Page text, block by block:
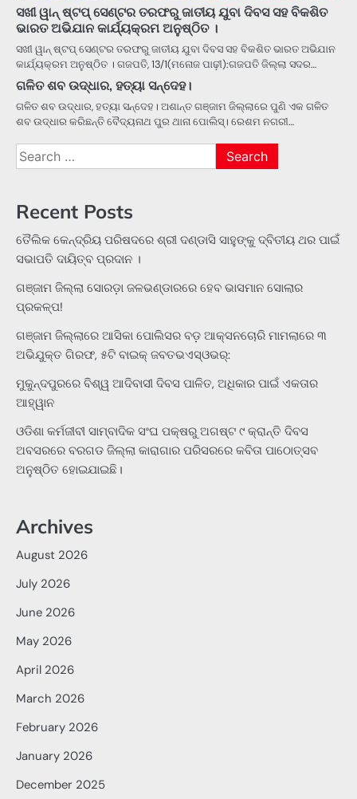
ସଖୀ ୱାନ୍ ଷ୍ଟପ୍ ସେଣ୍ଟର ତରଫରୁ ଜାତୀୟ ଯୁବା ଦିବସ ସହ ବିକଶିତ
ଭାରତ ଅଭିଯାନ କାର୍ଯ୍ୟକ୍ରମ ଅନୁଷ୍ଠିତ ।
ସଖୀ ୱାନ୍ ଷ୍ଟପ୍ ସେଣ୍ଟର ତରଫରୁ ଜାତୀୟ ଯୁବା ଦିବସ ସହ ବିକଶିତ ଭାରତ ଅଭିଯାନ
କାର୍ଯ୍ୟକ୍ରମ ଅନୁଷ୍ଠିତ । ଗଜପତି, 13/1(ମନୋଜ ପାଢ଼ୀ):ଗଜପତି ଜିଲ୍ଲା ସଦର…
ଗଳିତ ଶବ ଉଦ୍ଧାର, ହତ୍ୟା ସନ୍ଦେହ।
ଗଳିତ ଶବ ଉଦ୍ଧାର, ହତ୍ୟା ସନ୍ଦେହ। ଅଶାନ୍ତ ଗଞ୍ଜାମ ଜିଲ୍ଲାରେ ପୁଣି ଏକ ଗଳିତ
ଶବ ଉଦ୍ଧାର କରିଛନ୍ତି ବୈଦ୍ୟନାଥ ପୁର ଥାନା ପୋଲିସ୍। ରେଶମ ନଗରୀ…
Search
for:
Recent Posts
ତୈଲିକ କେନ୍ଦ୍ରିୟ ପରିଷଦରେ ଶ୍ରୀ ଦଣ୍ଡାସି ସାହୁଙ୍କୁ ଦ୍ବିତୀୟ ଥର ପାଇଁ
ସଭାପତି ଦାୟିତ୍ବ ପ୍ରଦାନ ।
ଗଞ୍ଜାମ ଜିଲ୍ଲା ସୋରଡ଼ା ଜଳଭଣ୍ଡାରରେ ହେବ ଭାସମାନ ସୋଲାର
ପ୍ରକଳ୍ପ!
ଗଞ୍ଜାମ ଜିଲ୍ଲାରେ ଆସିକା ପୋଲିସର ବଡ଼ ଆକ୍ସନଚୋରି ମାମଲାରେ ୩
ଅଭିଯୁକ୍ତ ଗିରଫ, ୫ଟି ବାଇକ୍ ଜବତଭଏସ୍‌ଓଭର୍:
ମୁକୁନ୍ଦପୁରରେ ବିଶ୍ୱ ଆଦିବାସୀ ଦିବସ ପାଳିତ, ଅଧିକାର ପାଇଁ ଏକତାର
ଆହ୍ୱାନ
ଓଡିଶା କର୍ମଜୀବୀ ସାମ୍ବାଦିକ ସଂଘ ପକ୍ଷରୁ ଅଗଷ୍ଟ ୯ କ୍ରାନ୍ତି ଦିବସ
ଅବସରରେ ବରଗଡ ଜିଲ୍ଲା କାରାଗାର ପରିସରରେ କବିତା ପାଠୋତ୍ସବ
ଅନୁଷ୍ଠିତ ହୋଇଯାଇଛି।
Archives
August 2026
July 2026
June 2026
May 2026
April 2026
March 2026
February 2026
January 2026
December 2025